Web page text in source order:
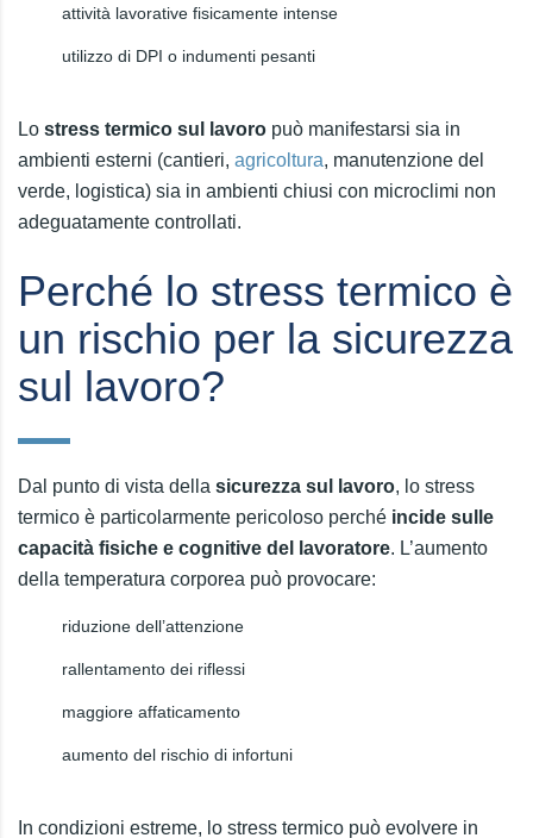
attività lavorative fisicamente intense
utilizzo di DPI o indumenti pesanti
Lo stress termico sul lavoro può manifestarsi sia in
ambienti esterni (cantieri, agricoltura, manutenzione del
verde, logistica) sia in ambienti chiusi con microclimi non
adeguatamente controllati.
Perché lo stress termico è
un rischio per la sicurezza
sul lavoro?
Dal punto di vista della sicurezza sul lavoro, lo stress
termico è particolarmente pericoloso perché incide sulle
capacità fisiche e cognitive del lavoratore. L’aumento
della temperatura corporea può provocare:
riduzione dell’attenzione
rallentamento dei riflessi
maggiore affaticamento
aumento del rischio di infortuni
In condizioni estreme, lo stress termico può evolvere in